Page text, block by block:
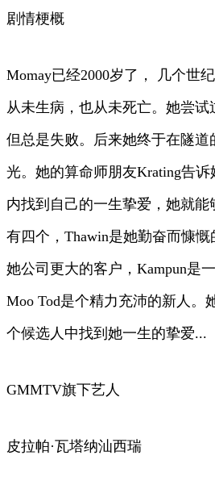
剧情梗概
Momay已经2000岁了， 几个世
从未生病，也从未死亡。她尝试
但总是失败。后来她终于在隧
光。她的算命师朋友Krating告
内找到自己的一生挚爱，她就能
有四个，Thawin是她勤奋而慷慨
她公司更大的客户，Kampun是
Moo Tod是个精力充沛的新人。
个候选人中找到她一生的挚爱...
GMMTV旗下艺人
皮拉帕·瓦塔纳汕西瑞